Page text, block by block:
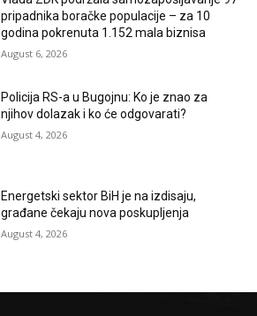
pripadnika boračke populacije – za 10
godina pokrenuta 1.152 mala biznisa
August 6, 2026
Policija RS-a u Bugojnu: Ko je znao za
njihov dolazak i ko će odgovarati?
August 4, 2026
Energetski sektor BiH je na izdisaju,
građane čekaju nova poskupljenja
August 4, 2026